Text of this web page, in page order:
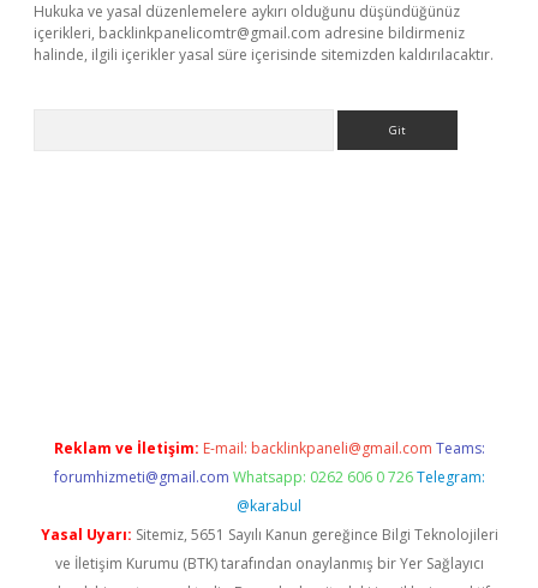
Hukuka ve yasal düzenlemelere aykırı olduğunu düşündüğünüz
içerikleri, backlinkpanelicomtr@gmail.com adresine bildirmeniz
halinde, ilgili içerikler yasal süre içerisinde sitemizden kaldırılacaktır.
Reklam ve İletişim: E-mail: backlinkpaneli@gmail.com Teams:
forumhizmeti@gmail.com Whatsapp: 0262 606 0 726 Telegram:
@karabul
Yasal Uyarı: Sitemiz, 5651 Sayılı Kanun gereğince Bilgi Teknolojileri
ve İletişim Kurumu (BTK) tarafından onaylanmış bir Yer Sağlayıcı